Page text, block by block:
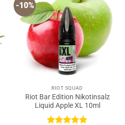
-10%
RIOT SQUAD
Riot Bar Edition Nikotinsalz
Liquid Apple XL 10ml